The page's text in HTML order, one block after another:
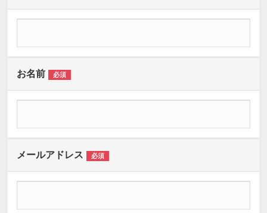
お名前 必須
メールアドレス 必須